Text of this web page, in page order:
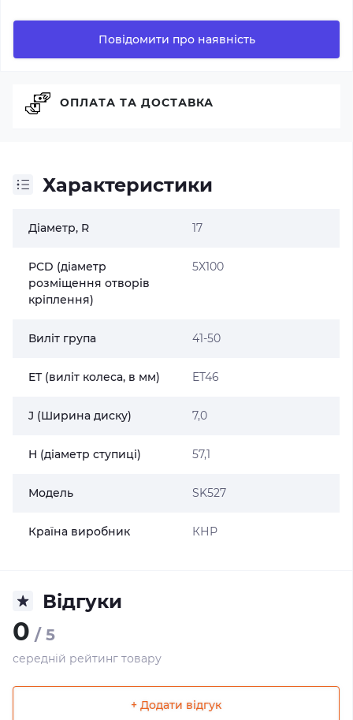
Повідомити про наявність
Характеристики
Діаметр, R 17
PCD (діаметр
розміщення отворів
кріплення)
5X100
Виліт група 41-50
ET (виліт колеса, в мм) ET46
J (Ширина диску) 7,0
H (діаметр ступиці) 57,1
Модель SK527
Країна виробник КНР
Відгуки
0 / 5
середній рейтинг товару
+ Додати відгук
ОПЛАТА ТА ДОСТАВКА